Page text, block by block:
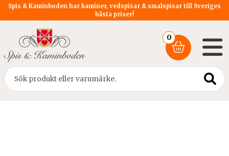
Spis & Kaminboden har kaminer, vedspisar & smalspisar till Sveriges
bästa priser!
0